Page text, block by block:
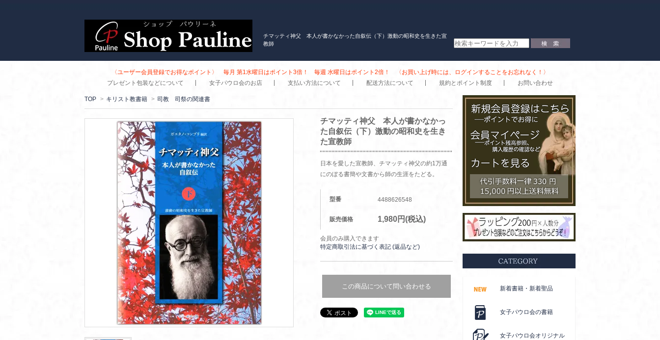
チマッティ神父 本人が書かなかった自叙伝（下）激動の昭和史を生きた宣
教師
〈ユーザー会員登録でお得なポイント〉 毎月 第1水曜日はポイント3倍！ 毎週 水曜日はポイント2倍！ 〈お買い上げ時には、ログインすることをお忘れなく！〉
プレゼント包装などについて
女子パウロ会のお店 支払い方法について 配送方法について 規約とポイント制度 お問い合わせ
TOP > キリスト教書籍 > 司教 司祭の関連書
チマッティ神父 本人が書かなかっ
た自叙伝（下）激動の昭和史を生き
た宣教師
日本を愛した宣教師、チマッティ神父の約1万通
にのぼる書簡や文書から師の生涯をたどる。
型番 4488626548
販売価格 1,980円(税込)
会員のみ購入できます
特定商取引法に基づく表記 (返品など)
この商品について問い合わせる 新着書籍・新着聖品
女子パウロ会の書籍
女子パウロ会オリジナル